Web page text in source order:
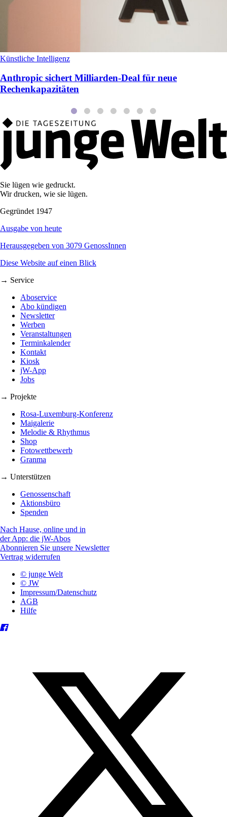
Künstliche Intelligenz
Anthropic sichert Milliarden‑Deal für neue
Rechenkapazitäten
Sie lügen wie gedruckt.
Wir drucken, wie sie lügen.
Gegründet 1947
Ausgabe von heute
Herausgegeben von 3079 GenossInnen
Diese Website auf einen Blick
→ Service
Aboservice
Abo kündigen
Newsletter
Werben
Veranstaltungen
Terminkalender
Kontakt
Kiosk
jW-App
Jobs
→ Projekte
Rosa-Luxemburg-Konferenz
Maigalerie
Melodie & Rhythmus
Shop
Fotowettbewerb
Granma
→ Unterstützen
Genossenschaft
Aktionsbüro
Spenden
Nach Hause, online und in
der App: die jW-Abos
Abonnieren Sie unsere Newsletter
Vertrag widerrufen
© junge Welt
© JW
Impressum/Datenschutz
AGB
Hilfe